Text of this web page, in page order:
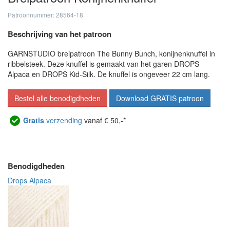
Patroonnummer: 28564-18
Beschrijving van het patroon
GARNSTUDIO breipatroon The Bunny Bunch, konijnenknuffel in
ribbelsteek. Deze knuffel is gemaakt van het garen DROPS
Alpaca en DROPS Kid-Silk. De knuffel is ongeveer 22 cm lang.
Bestel alle benodigdheden Download GRATIS patroon
Gratis verzending vanaf € 50,-*
Benodigdheden
Drops Alpaca